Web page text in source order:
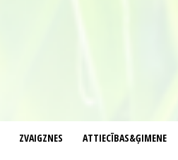
ZVAIGZNES ATTIECĪBAS&ĢIMENE